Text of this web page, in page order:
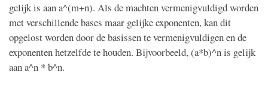
gelijk is aan a^(m+n). Als de machten vermenigvuldigd worden
met verschillende bases maar gelijke exponenten, kan dit
opgelost worden door de basissen te vermenigvuldigen en de
exponenten hetzelfde te houden. Bijvoorbeeld, (a*b)^n is gelijk
aan a^n * b^n.